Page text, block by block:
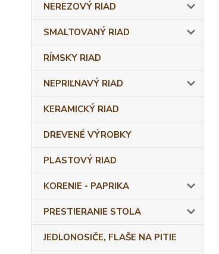
NEREZOVÝ RIAD
SMALTOVANÝ RIAD
RÍMSKY RIAD
NEPRIĽNAVÝ RIAD
KERAMICKÝ RIAD
DREVENÉ VÝROBKY
PLASTOVÝ RIAD
KORENIE - PAPRIKA
PRESTIERANIE STOLA
JEDLONOSIČE, FLAŠE NA PITIE